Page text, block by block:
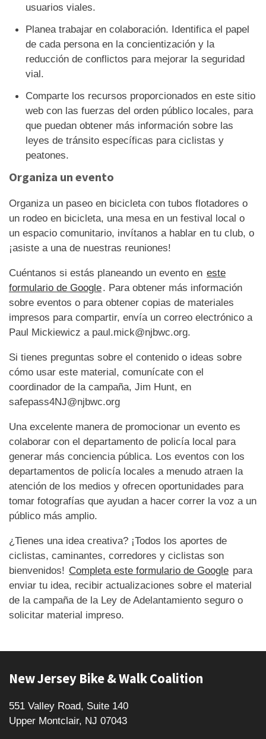
usuarios viales.
Planea trabajar en colaboración. Identifica el papel
de cada persona en la concientización y la
reducción de conflictos para mejorar la seguridad
vial.
Comparte los recursos proporcionados en este sitio
web con las fuerzas del orden público locales, para
que puedan obtener más información sobre las
leyes de tránsito específicas para ciclistas y
peatones.
Organiza un evento
Organiza un paseo en bicicleta con tubos flotadores o
un rodeo en bicicleta, una mesa en un festival local o
un espacio comunitario, invítanos a hablar en tu club, o
¡asiste a una de nuestras reuniones!
Cuéntanos si estás planeando un evento en este
formulario de Google. Para obtener más información
sobre eventos o para obtener copias de materiales
impresos para compartir, envía un correo electrónico a
Paul Mickiewicz a paul.mick@njbwc.org.
Si tienes preguntas sobre el contenido o ideas sobre
cómo usar este material, comunícate con el
coordinador de la campaña, Jim Hunt, en
safepass4NJ@njbwc.org
Una excelente manera de promocionar un evento es
colaborar con el departamento de policía local para
generar más conciencia pública. Los eventos con los
departamentos de policía locales a menudo atraen la
atención de los medios y ofrecen oportunidades para
tomar fotografías que ayudan a hacer correr la voz a un
público más amplio.
¿Tienes una idea creativa? ¡Todos los aportes de
ciclistas, caminantes, corredores y ciclistas son
bienvenidos! Completa este formulario de Google para
enviar tu idea, recibir actualizaciones sobre el material
de la campaña de la Ley de Adelantamiento seguro o
solicitar material impreso.
New Jersey Bike & Walk Coalition
551 Valley Road, Suite 140
Upper Montclair, NJ 07043